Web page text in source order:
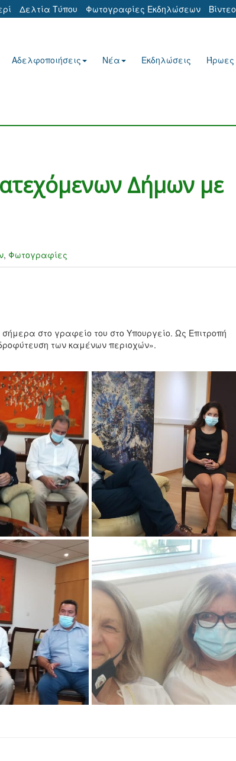
Δελτία Τύπου Φωτογραφίες Εκδηλώσεων Βίντεο
Αδελφοποιήσεις Νέα Εκδηλώσεις Ήρωες
Δήμων με
, Φωτογραφίες
στο γραφείο του στο Υπουργείο. Ως Επιτροπή
των καμένων περιοχών».